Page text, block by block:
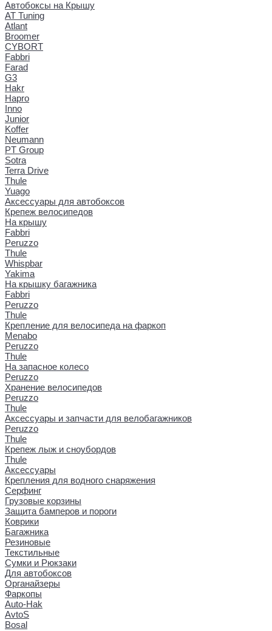
Автобоксы на Крышу
AT Tuning
Atlant
Broomer
CYBORT
Fabbri
Farad
G3
Hakr
Hapro
Inno
Junior
Koffer
Neumann
PT Group
Sotra
Terra Drive
Thule
Yuago
Аксессуары для автобоксов
Крепеж велосипедов
На крышу
Fabbri
Peruzzo
Thule
Whispbar
Yakima
На крышку багажника
Fabbri
Peruzzo
Thule
Крепление для велосипеда на фаркоп
Menabo
Peruzzo
Thule
На запасное колесо
Peruzzo
Хранение велосипедов
Peruzzo
Thule
Аксессуары и запчасти для велобагажников
Peruzzo
Thule
Крепеж лыж и сноубордов
Thule
Аксессуары
Крепления для водного снаряжения
Серфинг
Грузовые корзины
Защита бамперов и пороги
Коврики
Багажника
Резиновые
Текстильные
Сумки и Рюкзаки
Для автобоксов
Органайзеры
Фаркопы
Auto-Hak
AvtoS
Bosal